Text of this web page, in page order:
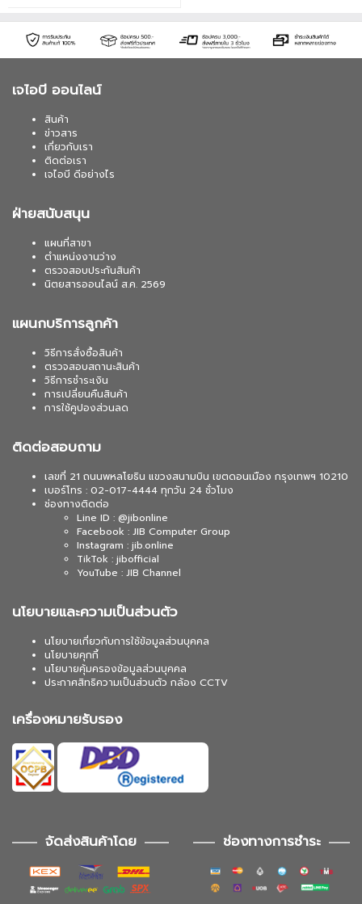
เจไอบี ออนไลน์
สินค้า
ข่าวสาร
เกี่ยวกับเรา
ติดต่อเรา
เจไอบี ดีอย่างไร
ฝ่ายสนับสนุน
แผนที่สาขา
ตำแหน่งงานว่าง
ตรวจสอบประกันสินค้า
นิตยสารออนไลน์ ส.ค. 2569
แผนกบริการลูกค้า
วิธีการสั่งซื้อสินค้า
ตรวจสอบสถานะสินค้า
วิธีการชำระเงิน
การเปลี่ยนคืนสินค้า
การใช้คูปองส่วนลด
ติดต่อสอบถาม
เลขที่ 21 ถนนพหลโยธิน แขวงสนามบิน เขตดอนเมือง กรุงเทพฯ 10210
เบอร์โทร : 02-017-4444 ทุกวัน 24 ชั่วโมง
ช่องทางติดต่อ
Line ID : @jibonline
Facebook : JIB Computer Group
Instagram : jib.online
TikTok : jibofficial
YouTube : JIB Channel
นโยบายและความเป็นส่วนตัว
นโยบายเกี่ยวกับการใช้ข้อมูลส่วนบุคคล
นโยบายคุกกี้
นโยบายคุ้มครองข้อมูลส่วนบุคคล
ประกาศสิทธิความเป็นส่วนตัว กล้อง CCTV
เครื่องหมายรับรอง
จัดส่งสินค้าโดย ช่องทางการชำระ